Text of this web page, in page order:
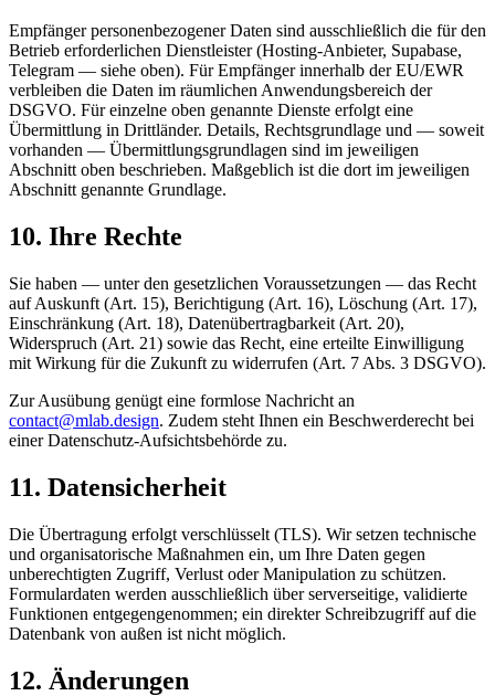
Empfänger personenbezogener Daten sind ausschließlich die für den
Betrieb erforderlichen Dienstleister (Hosting-Anbieter, Supabase,
Telegram — siehe oben). Für Empfänger innerhalb der EU/EWR
verbleiben die Daten im räumlichen Anwendungsbereich der
DSGVO. Für einzelne oben genannte Dienste erfolgt eine
Übermittlung in Drittländer. Details, Rechtsgrundlage und — soweit
vorhanden — Übermittlungsgrundlagen sind im jeweiligen
Abschnitt oben beschrieben. Maßgeblich ist die dort im jeweiligen
Abschnitt genannte Grundlage.
10. Ihre Rechte
Sie haben — unter den gesetzlichen Voraussetzungen — das Recht
auf Auskunft (Art. 15), Berichtigung (Art. 16), Löschung (Art. 17),
Einschränkung (Art. 18), Datenübertragbarkeit (Art. 20),
Widerspruch (Art. 21) sowie das Recht, eine erteilte Einwilligung
mit Wirkung für die Zukunft zu widerrufen (Art. 7 Abs. 3 DSGVO).
Zur Ausübung genügt eine formlose Nachricht an
contact@mlab.design. Zudem steht Ihnen ein Beschwerderecht bei
einer Datenschutz-Aufsichtsbehörde zu.
11. Datensicherheit
Die Übertragung erfolgt verschlüsselt (TLS). Wir setzen technische
und organisatorische Maßnahmen ein, um Ihre Daten gegen
unberechtigten Zugriff, Verlust oder Manipulation zu schützen.
Formulardaten werden ausschließlich über serverseitige, validierte
Funktionen entgegengenommen; ein direkter Schreibzugriff auf die
Datenbank von außen ist nicht möglich.
12. Änderungen